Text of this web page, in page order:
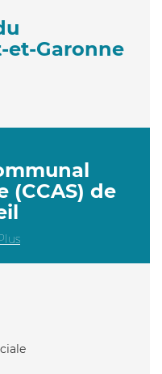
Garonne
(CCAS) de